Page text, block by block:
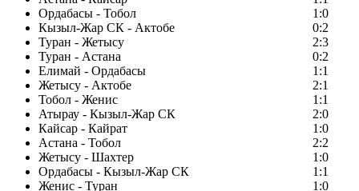
Ордабасы - Тобол
1:0
Кызыл-Жар СК - Актобе
0:2
Туран - Жетысу
2:3
Туран - Астана
0:2
Елимай - Ордабасы
1:1
Жетысу - Актобе
2:1
Тобол - Женис
1:1
Атырау - Кызыл-Жар СК
2:0
Кайсар - Кайрат
1:0
Астана - Тобол
2:2
Жетысу - Шахтер
1:0
Ордабасы - Кызыл-Жар СК
1:1
Женис - Туран
1:0